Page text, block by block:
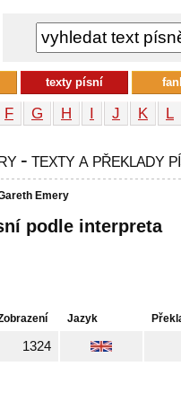
F G H I J K L
- texty a překlady
Emery
podle interpreta
Jazyk
1324
texty písní